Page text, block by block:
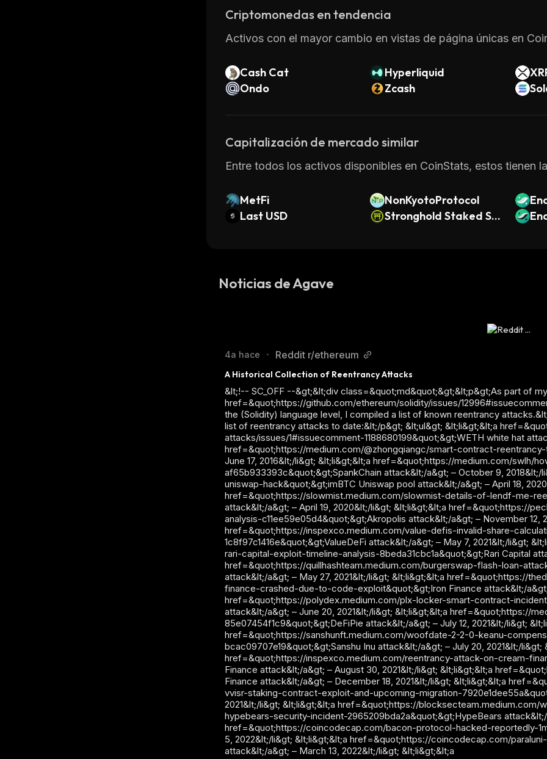
Criptomonedas en tendencia
Activos con el mayor cambio en vistas de página únicas en
Cash Cat Hyperliquid
Ondo
Zcash
Capitalización de mercado similar
Entre todos los activos disponibles en CoinStats, estos tienen
MetFi NonKyotoProtocol
Last USD
Stronghold Staked SO
Noticias de Agave
4a hace • Reddit r/ethereum
A Historical Collection of Reentrancy Attacks
&lt;!-- SC_OFF --&gt;&lt;div class=&quot;md&quot;&gt;&lt;p&gt;As part of
href=&quot;https://github.com/ethereum/solidity/issues/
the (Solidity) language level, I compiled a list of known reentrancy
list of reentrancy attacks to date:&lt;/p&gt; &lt;ul&gt; &lt;li&gt;&lt;a
attacks/issues/1#issuecomment-1188680199&quot;&gt;WETH white hat
href=&quot;https://medium.com/@zhongqiangc/smart-contract-
June 17, 2016&lt;/li&gt; &lt;li&gt;&lt;a href=&quot;https://medium.com/swlh/
af65b933393c&quot;&gt;SpankChain attack&lt;/a&gt; – October 9,
uniswap-hack&quot;&gt;imBTC Uniswap pool attack&lt;/a&gt; – April 18,
href=&quot;https://slowmist.medium.com/slowmist-details-of-lendf-me-
attack&lt;/a&gt; – April 19, 2020&lt;/li&gt; &lt;li&gt;&lt;a href=&quot;https://
analysis-c11ee59e05d4&quot;&gt;Akropolis attack&lt;/a&gt; – November 12,
href=&quot;https://inspexco.medium.com/value-defis-invalid-share-
1c8f97c1416e&quot;&gt;ValueDeFi attack&lt;/a&gt; – May 7, 2021&lt;/li&gt;
rari-capital-exploit-timeline-analysis-8beda31cbc1a&quot;&gt;Rari Capital
href=&quot;https://quillhashteam.medium.com/burgerswap-flash-loan-
attack&lt;/a&gt; – May 27, 2021&lt;/li&gt; &lt;li&gt;&lt;a href=&quot;https://
finance-crashed-due-to-code-exploit&quot;&gt;Iron Finance attack&lt;/a&gt;
href=&quot;https://polydex.medium.com/plx-locker-smart-contract-
attack&lt;/a&gt; – June 20, 2021&lt;/li&gt; &lt;li&gt;&lt;a href=&quot;https://
85e07454f1c9&quot;&gt;DeFiPie attack&lt;/a&gt; – July 12, 2021&lt;/li&gt;
href=&quot;https://sanshunft.medium.com/woofdate-2-2-0-keanu-
bcac09707e19&quot;&gt;Sanshu Inu attack&lt;/a&gt; – July 20, 2021&lt;/li&gt;
href=&quot;https://inspexco.medium.com/reentrancy-attack-on-cream-
Finance attack&lt;/a&gt; – August 30, 2021&lt;/li&gt; &lt;li&gt;&lt;a
Finance attack&lt;/a&gt; – December 18, 2021&lt;/li&gt; &lt;li&gt;&lt;a
vvisr-staking-contract-exploit-and-upcoming-migration-
2021&lt;/li&gt; &lt;li&gt;&lt;a href=&quot;https://
hypebears-security-incident-2965209bda2a&quot;&gt;HypeBears
href=&quot;https://coincodecap.com/bacon-protocol-hacked-reportedly-
5, 2022&lt;/li&gt; &lt;li&gt;&lt;a href=&quot;https://coincodecap.com/
attack&lt;/a&gt; – March 13, 2022&lt;/li&gt; &lt;li&gt;&lt;a